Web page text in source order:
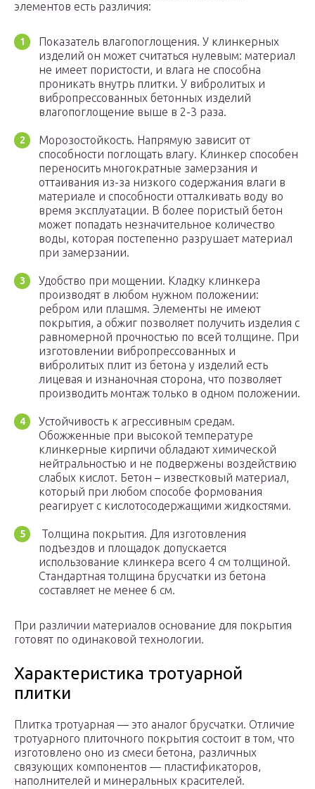
элементов есть различия:
Показатель влагопоглощения. У клинкерных
изделий он может считаться нулевым: материал
не имеет пористости, и влага не способна
проникать внутрь плитки. У вибролитых и
вибропрессованных бетонных изделий
влагопоглощение выше в 2-3 раза.
Морозостойкость. Напрямую зависит от
способности поглощать влагу. Клинкер способен
переносить многократные замерзания и
оттаивания из-за низкого содержания влаги в
материале и способности отталкивать воду во
время эксплуатации. В более пористый бетон
может попадать незначительное количество
воды, которая постепенно разрушает материал
при замерзании.
Удобство при мощении. Кладку клинкера
производят в любом нужном положении:
ребром или плашмя. Элементы не имеют
покрытия, а обжиг позволяет получить изделия с
равномерной прочностью по всей толщине. При
изготовлении вибропрессованных и
вибролитых плит из бетона у изделий есть
лицевая и изнаночная сторона, что позволяет
производить монтаж только в одном положении.
Устойчивость к агрессивным средам.
Обожженные при высокой температуре
клинкерные кирпичи обладают химической
нейтральностью и не подвержены воздействию
слабых кислот. Бетон – известковый материал,
который при любом способе формования
реагирует с кислотосодержащими жидкостями.
Толщина покрытия. Для изготовления
подъездов и площадок допускается
использование клинкера всего 4 см толщиной.
Стандартная толщина брусчатки из бетона
составляет не менее 6 см.
При различии материалов основание для покрытия
готовят по одинаковой технологии.
Характеристика тротуарной
плитки
Плитка тротуарная — это аналог брусчатки. Отличие
тротуарного плиточного покрытия состоит в том, что
изготовлено оно из смеси бетона, различных
связующих компонентов — пластификаторов,
наполнителей и минеральных красителей.